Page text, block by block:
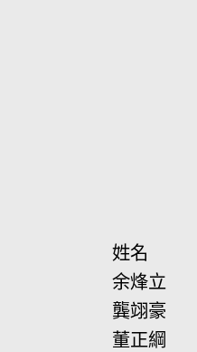
姓名
余烽立
龔翊豪
董正綱